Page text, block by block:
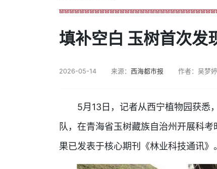
填补空白 玉树首次发
2026-05-14 来源： 西海都市报 作者：吴梦婷
5月13日，记者从西宁植物园获悉，
队，在青海省玉树藏族自治州开展科
果已发表于核心期刊《林业科技通讯》。